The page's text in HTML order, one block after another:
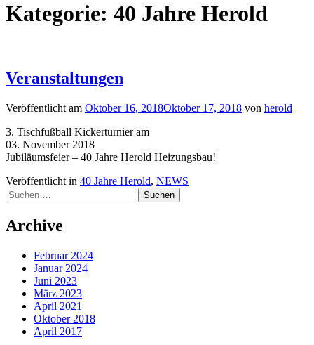
Kategorie: 40 Jahre Herold
Veranstaltungen
Veröffentlicht am Oktober 16, 2018Oktober 17, 2018 von herold
3. Tischfußball Kickerturnier am
03. November 2018
Jubiläumsfeier – 40 Jahre Herold Heizungsbau!
Veröffentlicht in 40 Jahre Herold, NEWS
Suchen
nach:
Archive
Februar 2024
Januar 2024
Juni 2023
März 2023
April 2021
Oktober 2018
April 2017